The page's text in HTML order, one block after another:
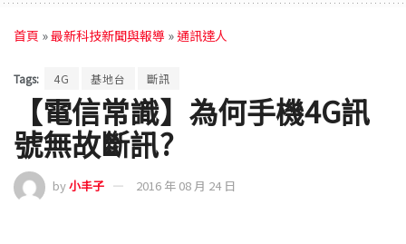
首頁 »最新科技新聞與報導 »通訊達人
Tags: 4G 基地台 斷訊
【電信常識】為何手機4G訊
號無故斷訊?
by小丰子 2016 年 08 月 24 日